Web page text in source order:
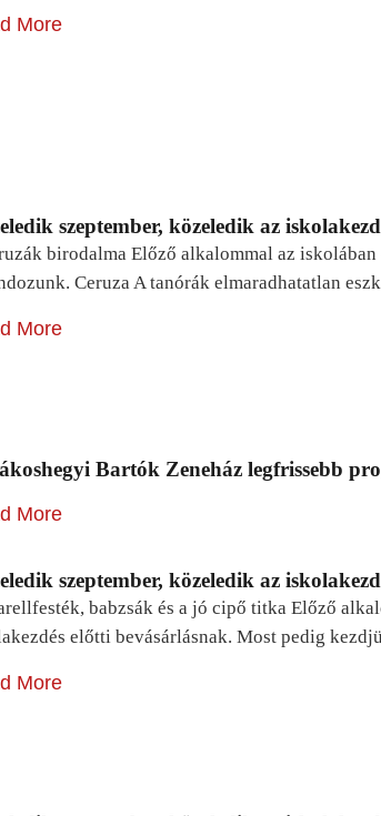
More
szeptember, közeledik az
birodalma Előző alkalommal az
Ceruza A tanórák elmaradhatatlan
More
Bartók Zeneház legfrissebb
More
szeptember, közeledik az
babzsák és a jó cipő titka Előző
előtti bevásárlásnak. Most pedig
More